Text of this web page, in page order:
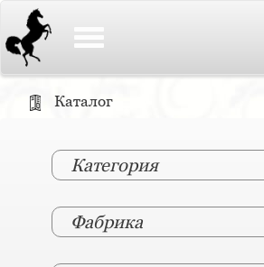
Каталог
Категория
Фабрика